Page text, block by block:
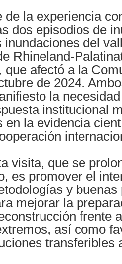
de la experiencia
dos episodios de
inundaciones del
Rhineland-
que afectó a la
de 2024.
la
institucional
en la evidencia
visita, que se
es promover el
y buenas
mejorar la
frente
así como
transferibles